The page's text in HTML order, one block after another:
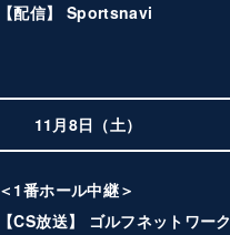
【配信】 Sportsnavi
11月8日（土）
＜1番ホール中継＞
【CS放送】 ゴルフネットワーク